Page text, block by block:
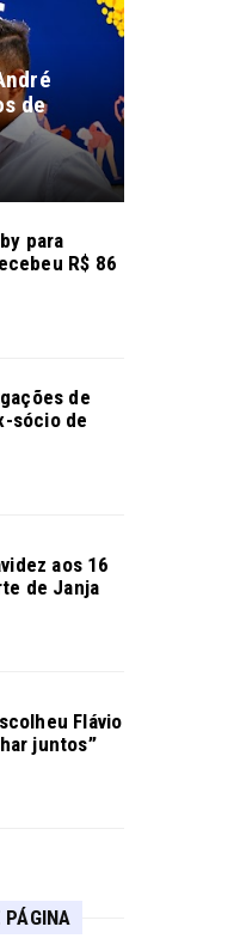
de
para
R$ 86
de
sócio de
aos 16
de Janja
Flávio
juntos”
PÁGINA